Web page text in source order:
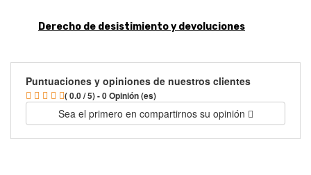
Derecho de desistimiento y devoluciones
Puntuaciones y opiniones de nuestros clientes
( 0.0 / 5) - 0 Opinión (es)
Sea el primero en compartirnos su opinión